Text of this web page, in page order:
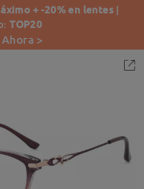
+ -20% en lentes |
TOP20
>